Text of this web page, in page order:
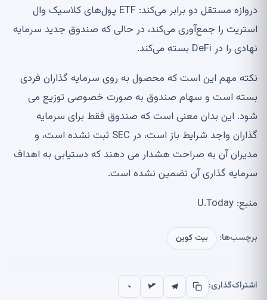
دروازه مستقل دو برابر می‌کند: ETF پول‌های کلاسیک وال
استریت را جمع‌آوری می‌کند، در حالی که صندوق جدید سرمایه
نهادی را در DeFi بسته می‌کند.
نکته مهم این است که محصول به روی سرمایه گذاران فردی
بسته است و سهام صندوق به صورت خصوصی توزیع می
شود. این بدان معنی است که صندوق فقط برای سرمایه
گذاران واجد شرایط باز است، در SEC ثبت نشده است، و
مدیران آن به صراحت هشدار می دهند که دستیابی به اهداف
سرمایه گذاری آن تضمین نشده است.
منبع: U.Today
برچسب‌ها: بیت کوین
اشتراک‌گذاری: